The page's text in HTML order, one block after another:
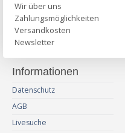
Wir über uns
Zahlungsmöglichkeiten
Versandkosten
Newsletter
Informationen
Datenschutz
AGB
Livesuche